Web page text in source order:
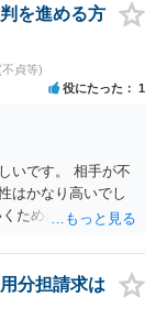
関係でしかありま
はお前のせいなん
った経緯は不明で
で賃料等の合意を
とです。この合意
，義母の判断でし
すが）。 夫が賃料
義務は生じませ
なっているなど）
す。にもかかわら
押し付けてくる夫
ます。 抵当権の解
いと思います。ロ
地が売却されて
で，競売自体はさ
を進める方
貞等)
役にたった 1
いです。 相手が不
はかなり高いでし
ためにも弁護士委
分担請求は